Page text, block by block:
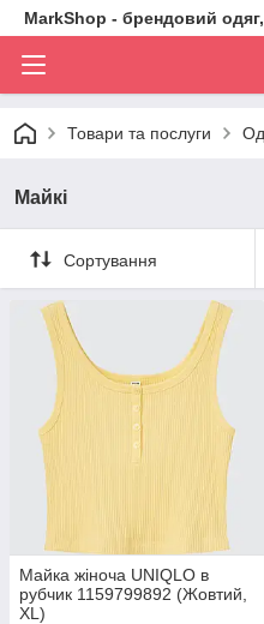
MarkShop - брендовий
Товари та послуги
Майкі
Сортування
Майка жіноча UNIQLO в
рубчик 1159799892 (Жовтий,
XL)